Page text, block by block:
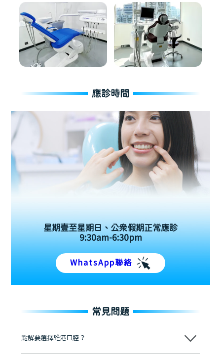
應診時間
星期壹至星期日、公眾假期正常應診
9:30am-6:30pm
WhatsApp聯絡
常見問題
點解要選擇維港口腔？
維港口腔踐行「醫道濟世」的大學校訓，各分院匯聚來自香港、內地的